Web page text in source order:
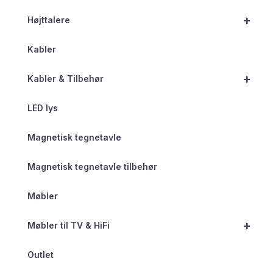
+
Højttalere
Kabler
+
Kabler & Tilbehør
LED lys
Magnetisk tegnetavle
Magnetisk tegnetavle tilbehør
Møbler
+
Møbler til TV & HiFi
Outlet